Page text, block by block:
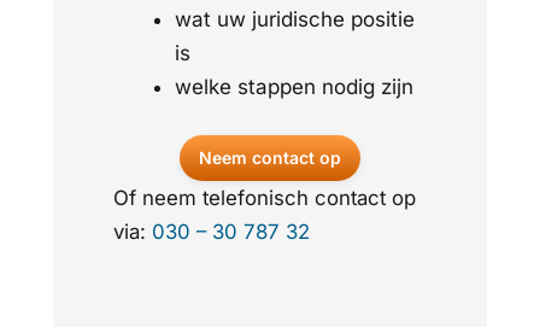
wat uw juridische positie
is
welke stappen nodig zijn
Neem contact op
Of neem telefonisch contact op
via: 030 – 30 787 32